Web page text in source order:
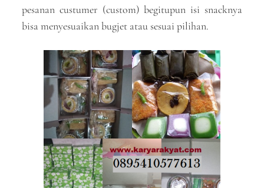
pesanan custumer (custom) begitupun isi snacknya
bisa menyesuaikan bugjet atau sesuai pilihan.